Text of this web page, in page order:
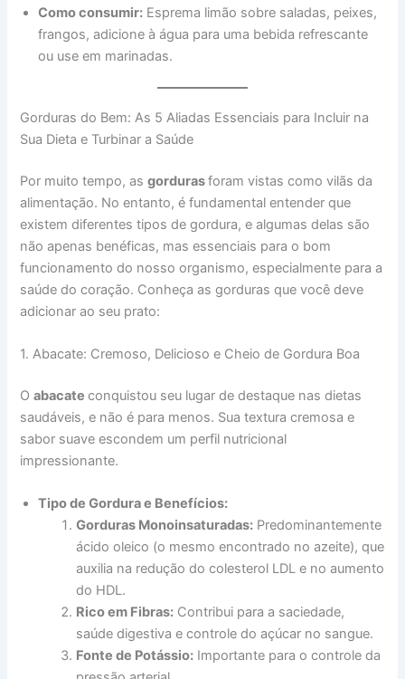
Como consumir: Esprema limão sobre saladas, peixes,
frangos, adicione à água para uma bebida refrescante
ou use em marinadas.
Gorduras do Bem: As 5 Aliadas Essenciais para Incluir na
Sua Dieta e Turbinar a Saúde
Por muito tempo, asgordurasforam vistas como vilãs da
alimentação. No entanto, é fundamental entender que
existem diferentes tipos de gordura, e algumas delas são
não apenas benéficas, mas essenciais para o bom
funcionamento do nosso organismo, especialmente para a
saúde do coração. Conheça as gorduras que você deve
adicionar ao seu prato:
1. Abacate: Cremoso, Delicioso e Cheio de Gordura Boa
Oabacateconquistou seu lugar de destaque nas dietas
saudáveis, e não é para menos. Sua textura cremosa e
sabor suave escondem um perfil nutricional
impressionante.
Tipo de Gordura e Benefícios:
Gorduras Monoinsaturadas: Predominantemente
ácido oleico (o mesmo encontrado no azeite), que
auxilia na redução do colesterol LDL e no aumento
do HDL.
Rico em Fibras: Contribui para a saciedade,
saúde digestiva e controle do açúcar no sangue.
Fonte de Potássio: Importante para o controle da